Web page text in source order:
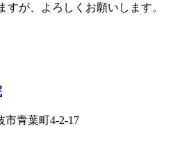
すが、よろしくお願いします。
青葉町4-2-17